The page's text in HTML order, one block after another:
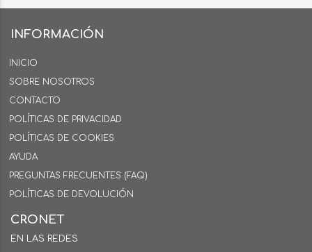
INFORMACIÓN
INICIO
SOBRE NOSOTROS
CONTACTO
POLÍTICAS DE PRIVACIDAD
POLÍTICAS DE COOKIES
AYUDA
PREGUNTAS FRECUENTES (FAQ)
POLÍTICAS DE DEVOLUCIÓN
CRONET
EN LAS REDES